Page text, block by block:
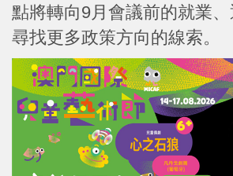
點將轉向9月會議前的就業、
尋找更多政策方向的線索。